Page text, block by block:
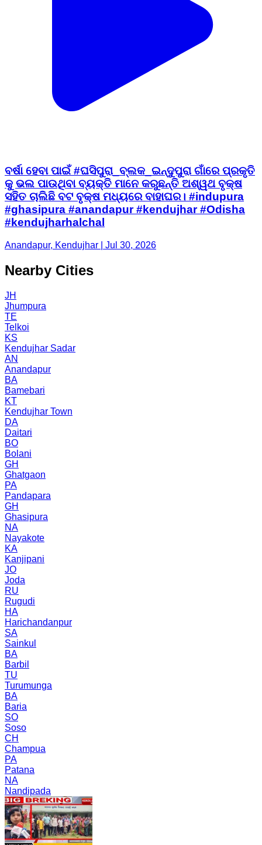
ବର୍ଷା ହେବା ପାଇଁ #ଘସିପୁରା_ବ୍ଲକ_ଇନ୍ଦୁପୁରା ଗାଁରେ ପ୍ରକୃତି
କୁ ଭଲ ପାଉଥିବା ବ୍ୟକ୍ତି ମାନେ କରୁଛନ୍ତି ଅଶ୍ୱଥ ବୃକ୍ଷ
ସହିତ ଚାଲିଛି ବଟ ବୃକ୍ଷ ମଧ୍ୟରେ ବାହାଘର। #indupura
#ghasipura #anandapur #kendujhar #Odisha
#kendujharhalchal
Anandapur, Kendujhar | Jul 30, 2026
Nearby Cities
JH
Jhumpura
TE
Telkoi
KS
Kendujhar Sadar
AN
Anandapur
BA
Bamebari
KT
Kendujhar Town
DA
Daitari
BO
Bolani
GH
Ghatgaon
PA
Pandapara
GH
Ghasipura
NA
Nayakote
KA
Kanjipani
JO
Joda
RU
Rugudi
HA
Harichandanpur
SA
Sainkul
BA
Barbil
TU
Turumunga
BA
Baria
SO
Soso
CH
Champua
PA
Patana
NA
Nandipada